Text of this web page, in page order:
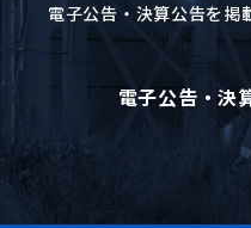
電子公告・決算公告を掲
電子公告・決